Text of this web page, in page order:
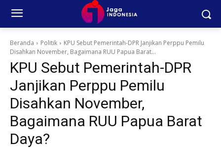
Beranda Politik
KPU Sebut Pemerintah-DPR Janjikan Perppu Pemilu
Disahkan November, Bagaimana RUU Papua Barat...
KPU Sebut Pemerintah-DPR
Janjikan Perppu Pemilu
Disahkan November,
Bagaimana RUU Papua Barat
Daya?